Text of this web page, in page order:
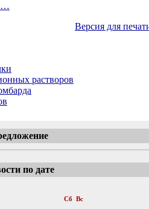
Версия для
растворов
по дате
Сб Вс